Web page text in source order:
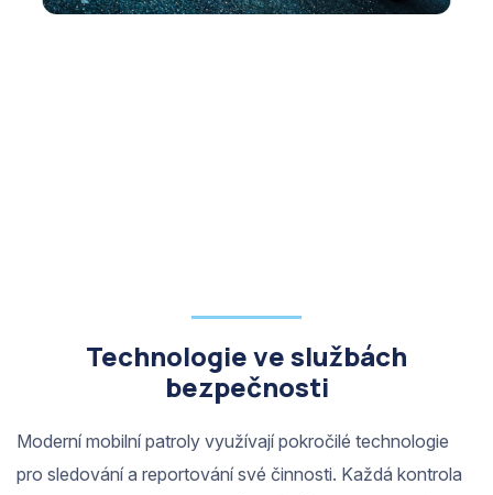
Technologie ve službách
bezpečnosti
Moderní mobilní patroly využívají pokročilé technologie
pro sledování a reportování své činnosti. Každá kontrola